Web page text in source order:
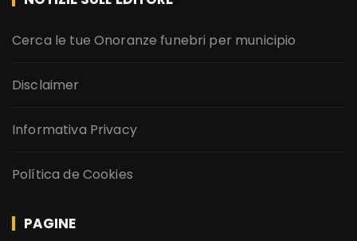
Cerca le tue Onoranze funebri per municipio
Disclaimer
Informativa Privacy
Política de Cookies
PAGINE